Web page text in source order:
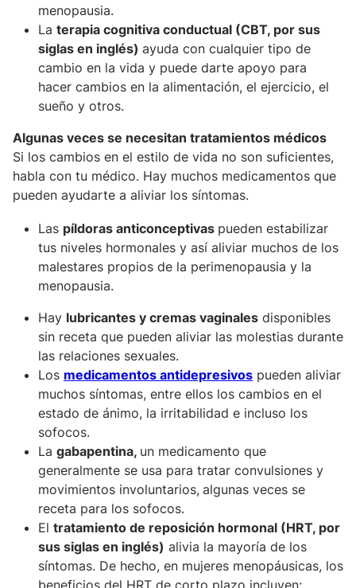
menopausia.
La terapia cognitiva conductual (CBT, por sus
siglas en inglés) ayuda con cualquier tipo de
cambio en la vida y puede darte apoyo para
hacer cambios en la alimentación, el ejercicio, el
sueño y otros.
Algunas veces se necesitan tratamientos médicos
Si los cambios en el estilo de vida no son suficientes,
habla con tu médico. Hay muchos medicamentos que
pueden ayudarte a aliviar los síntomas.
Las píldoras anticonceptivas pueden estabilizar
tus niveles hormonales y así aliviar muchos de los
malestares propios de la perimenopausia y la
menopausia.
Hay lubricantes y cremas vaginales disponibles
sin receta que pueden aliviar las molestias durante
las relaciones sexuales.
Los medicamentos antidepresivos pueden aliviar
muchos síntomas, entre ellos los cambios en el
estado de ánimo, la irritabilidad e incluso los
sofocos.
La gabapentina, un medicamento que
generalmente se usa para tratar convulsiones y
movimientos involuntarios, algunas veces se
receta para los sofocos.
El tratamiento de reposición hormonal (HRT, por
sus siglas en inglés) alivia la mayoría de los
síntomas. De hecho, en mujeres menopáusicas, los
beneficios del HRT de corto plazo incluyen: